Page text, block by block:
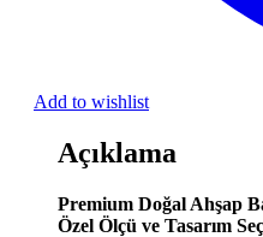
Add to wishlist
Açıklama
Premium Doğal Ahşap
Özel Ölçü ve Tasarım